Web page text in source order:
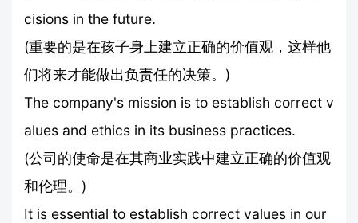
cisions in the future.
(重要的是在孩子身上建立正确的价值观，这样他
们将来才能做出负责任的决策。)
The company's mission is to establish correct v
alues and ethics in its business practices.
(公司的使命是在其商业实践中建立正确的价值观
和伦理。)
It is essential to establish correct values in our